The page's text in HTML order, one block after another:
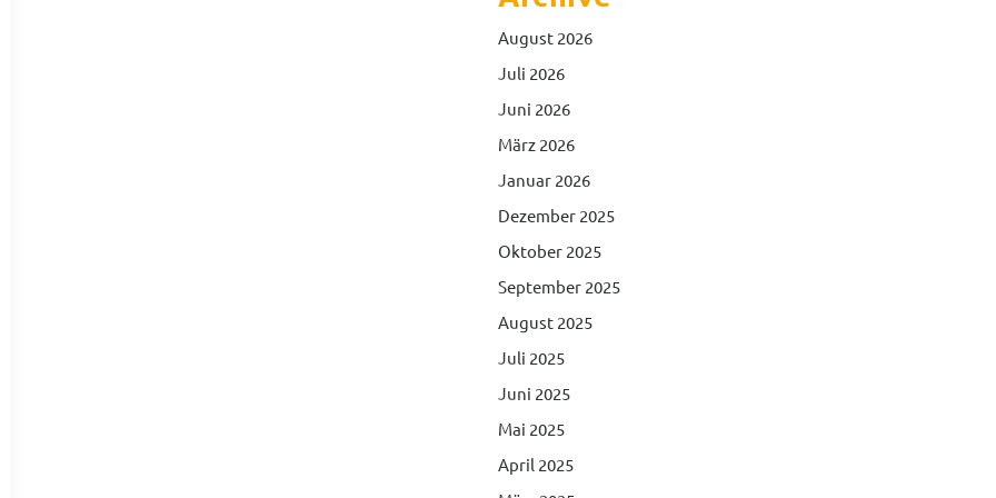
August 2026
Juli 2026
Juni 2026
März 2026
Januar 2026
Dezember 2025
Oktober 2025
September 2025
August 2025
Juli 2025
Juni 2025
Mai 2025
April 2025